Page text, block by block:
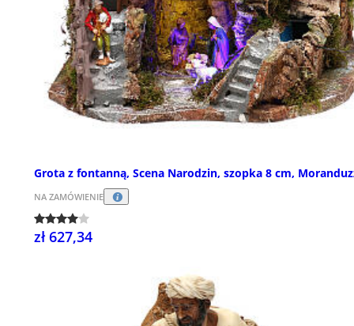
Grota z fontanną, Scena Narodzin, szopka 8 cm,
NA ZAMÓWIENIE
zł 627,34